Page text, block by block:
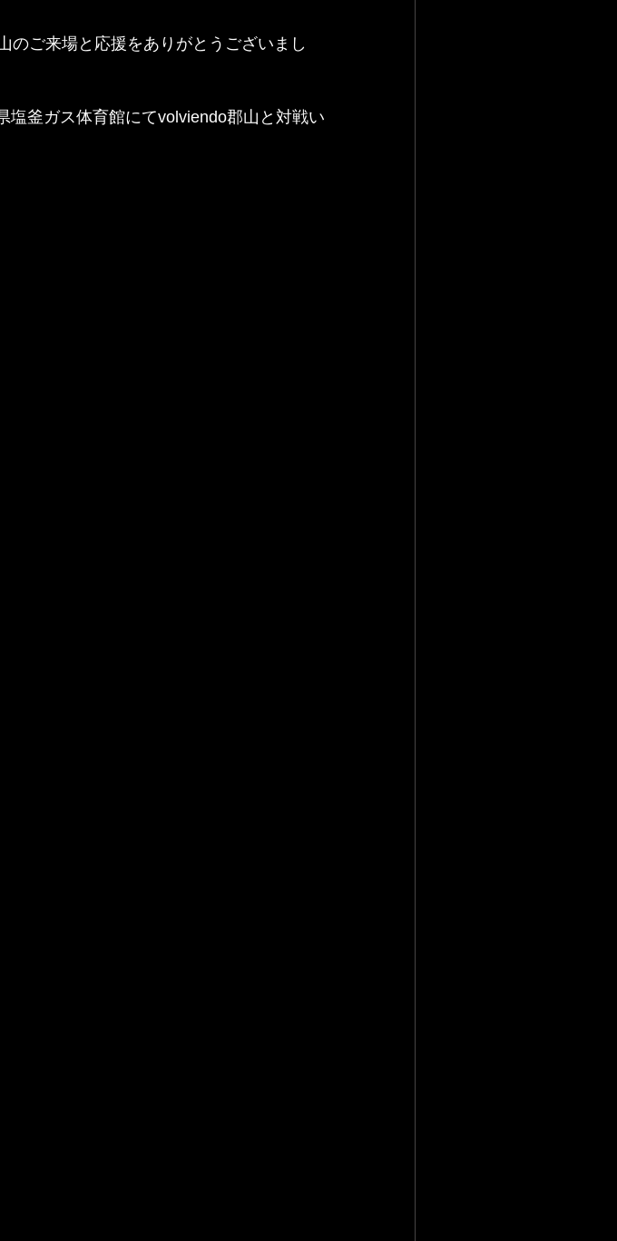
のご来場と応援をありがとうございまし
釜ガス体育館にてvolviendo郡山と対戦い